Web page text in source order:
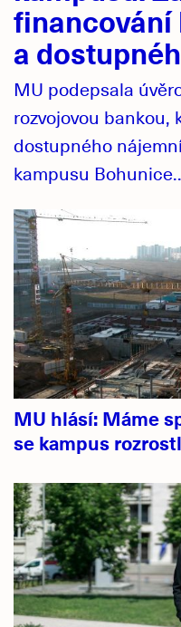
financování
a
MU podepsala
rozvojovou bankou,
dostupného
kampusu
MU hlásí: Máme
se kampus rozrostl